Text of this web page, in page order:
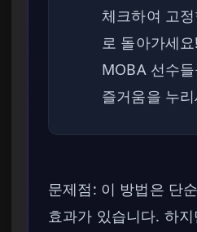
체크하여 고
로 돌아가세
MOBA 선수
즐거움을 누
문제점: 이 방법은 단
효과가 있습니다. 하